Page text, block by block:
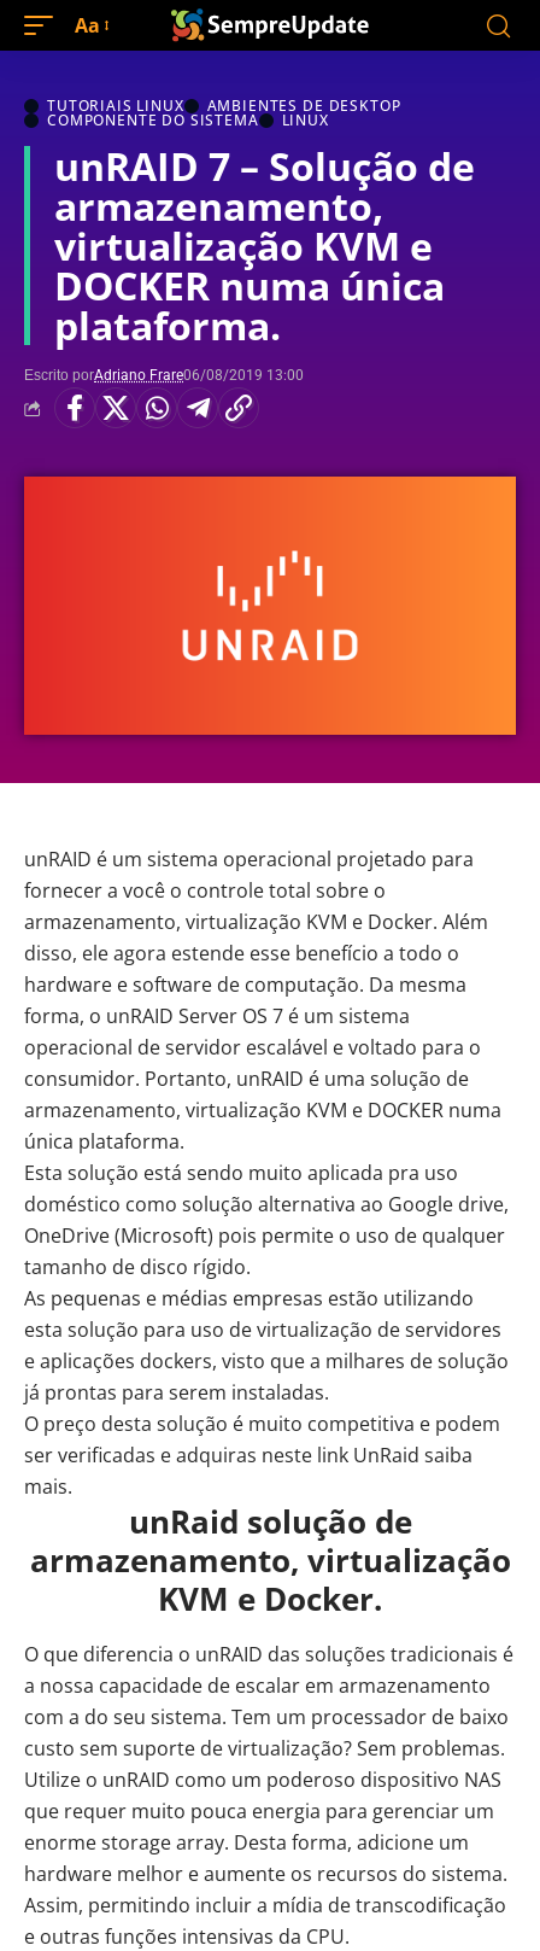
Aa
TUTORIAIS LINUX AMBIENTES DE DESKTOP
COMPONENTE DO SISTEMA LINUX
unRAID 7 – Solução de
armazenamento,
virtualização KVM e
DOCKER numa única
plataforma.
Escrito porAdriano Frare06/08/2019 13:00
unRAID é um sistema operacional projetado para
fornecer a você o controle total sobre o
armazenamento, virtualização KVM e Docker. Além
disso, ele agora estende esse benefício a todo o
hardware e software de computação. Da mesma
forma, o unRAID Server OS 7 é um sistema
operacional de servidor escalável e voltado para o
consumidor. Portanto, unRAID é uma solução de
armazenamento, virtualização KVM e DOCKER numa
única plataforma.
Esta solução está sendo muito aplicada pra uso
doméstico como solução alternativa ao Google drive,
OneDrive (Microsoft) pois permite o uso de qualquer
tamanho de disco rígido.
As pequenas e médias empresas estão utilizando
esta solução para uso de virtualização de servidores
e aplicações dockers, visto que a milhares de solução
já prontas para serem instaladas.
O preço desta solução é muito competitiva e podem
ser verificadas e adquiras neste link UnRaid saiba
mais.
unRaid solução de
armazenamento, virtualização
KVM e Docker.
O que diferencia o unRAID das soluções tradicionais é
a nossa capacidade de escalar em armazenamento
com a do seu sistema. Tem um processador de baixo
custo sem suporte de virtualização? Sem problemas.
Utilize o unRAID como um poderoso dispositivo NAS
que requer muito pouca energia para gerenciar um
enorme storage array. Desta forma, adicione um
hardware melhor e aumente os recursos do sistema.
Assim, permitindo incluir a mídia de transcodificação
e outras funções intensivas da CPU.